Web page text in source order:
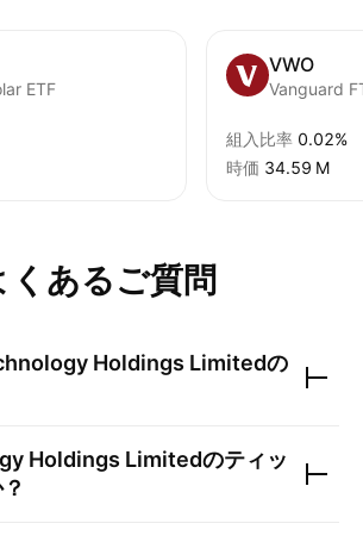
ETF
VWO
組入比率 0.02%
時価 ‪34.59 M‬
くあるご質問
Holdings Limitedの
Holdings Limitedのティッ